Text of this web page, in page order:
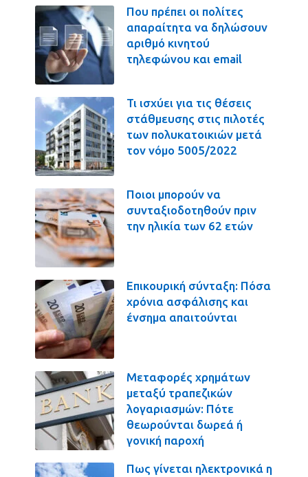
Που πρέπει οι πολίτες
απαραίτητα να δηλώσουν
αριθμό κινητού
τηλεφώνου και email
Τι ισχύει για τις θέσεις
στάθμευσης στις πιλοτές
των πολυκατοικιών μετά
τον νόμο 5005/2022
Ποιοι μπορούν να
συνταξιοδοτηθούν πριν
την ηλικία των 62 ετών
Επικουρική σύνταξη: Πόσα
χρόνια ασφάλισης και
ένσημα απαιτούνται
Μεταφορές χρημάτων
μεταξύ τραπεζικών
λογαριασμών: Πότε
θεωρούνται δωρεά ή
γονική παροχή
Πως γίνεται ηλεκτρονικά η